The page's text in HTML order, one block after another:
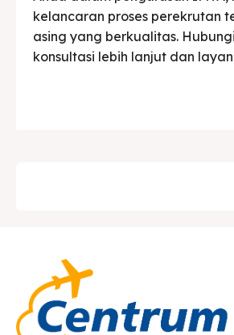
kelancaran proses perekrutan
asing yang berkualitas.
konsultasi lebih lanjut dan